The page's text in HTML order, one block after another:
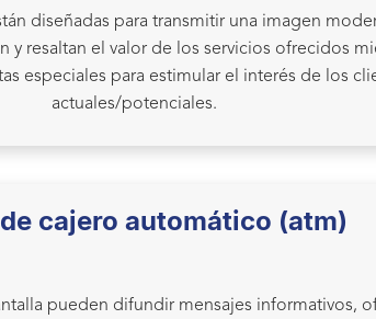
diseñadas para transmitir una imagen
y resaltan el valor de los servicios ofrecidos
especiales para estimular el interés de los
actuales/potenciales.
cajero automático (atm)
pueden difundir mensajes informativos,